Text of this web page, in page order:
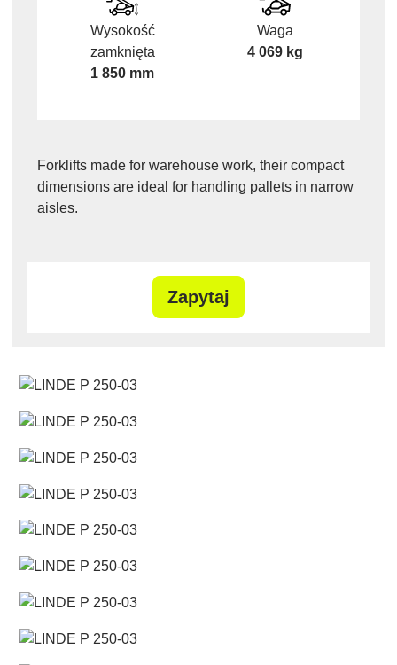
Wysokość
zamknięta
1 850 mm
Waga
4 069 kg
Forklifts made for warehouse work, their compact
dimensions are ideal for handling pallets in narrow
aisles.
Zapytaj